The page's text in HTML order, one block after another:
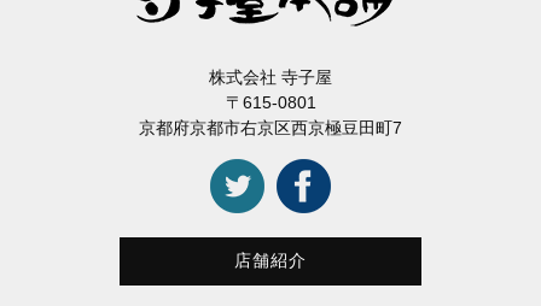
株式会社 寺子屋
〒615-0801
京都府京都市右京区西京極豆田町7
店舗紹介